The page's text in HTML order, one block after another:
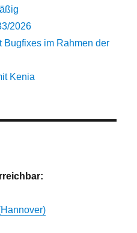
2026
Bugfixes im Rahmen der
Kenia